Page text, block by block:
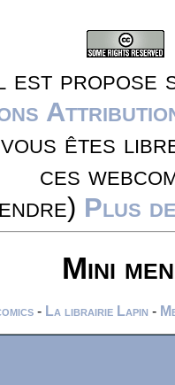
est propose
êtes
ces
Plus
Mini
- La librairie Lapin -